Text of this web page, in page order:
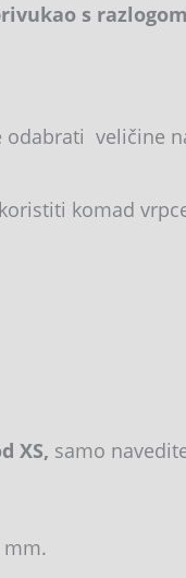
s
odabrati veličine
komad
XS, samo
mm.